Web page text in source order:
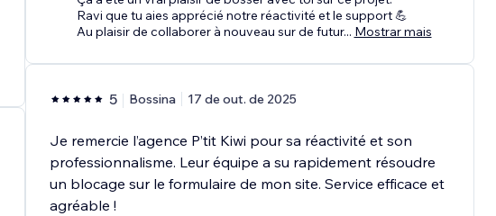
Ravi que tu aies apprécié notre réactivité et le support 💪
Au plaisir de collaborer à nouveau sur de futur... Mostrar mais
5 Bossina 17 de out. de 2025
Je remercie l’agence P’tit Kiwi pour sa réactivité et son
professionnalisme. Leur équipe a su rapidement résoudre
un blocage sur le formulaire de mon site. Service efficace et
agréable !